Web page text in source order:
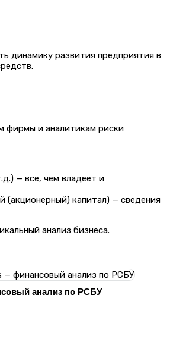
динамику развития предприятия в
фирмы и аналитикам риски
— все, чем владеет и
(акционерный) капитал) — сведения
анализ бизнеса.
анализ по РСБУ